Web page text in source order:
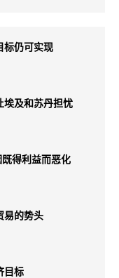
标仍可实现
埃及和苏丹担忧
得利益而恶化
易的势头
目标